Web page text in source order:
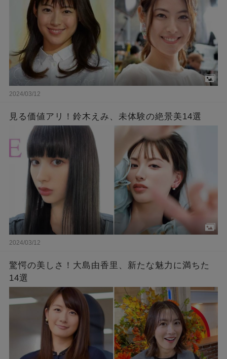
2024/03/12
見る価値アリ！鈴木えみ、未体験の絶景美14選
2024/03/12
驚愕の美しさ！大島由香里、新たな魅力に満ちた
14選